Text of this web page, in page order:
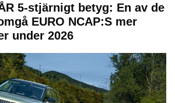
5-stjärnigt betyg: En av de
EURO NCAP:S mer
under 2026